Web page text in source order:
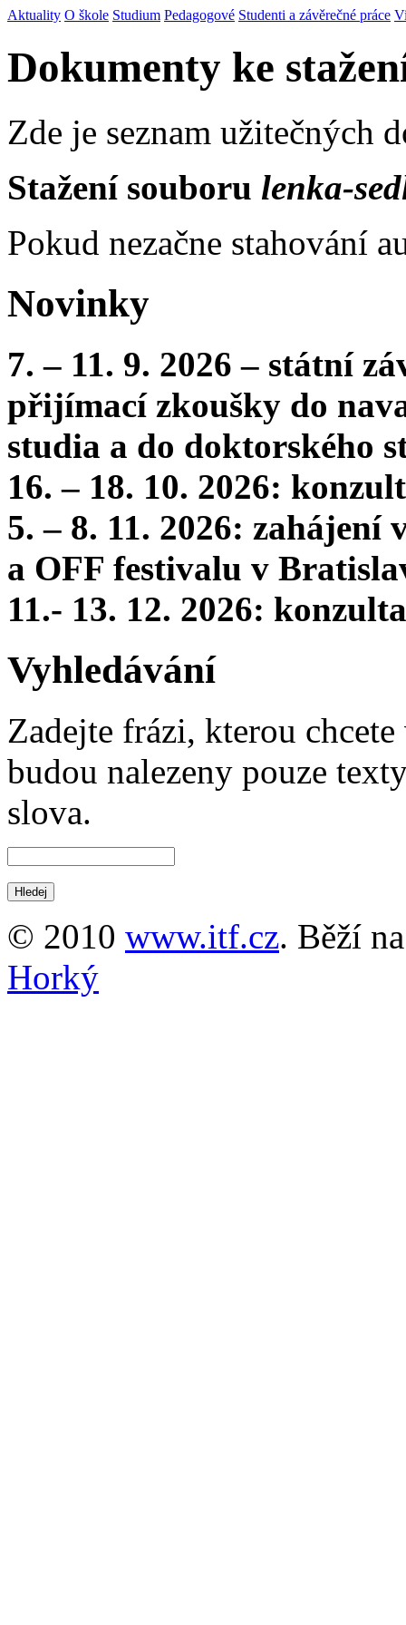
Aktuality O škole Studium Pedagogové Studenti a závěrečné práce
Dokumenty ke
Zde je seznam užitečných
Stažení souboru lenka-
Pokud nezačne stahování
Novinky
7. – 11. 9. 2026 – státní
přijímací zkoušky do
studia a do doktorského
16. – 18. 10. 2026:
5. – 8. 11. 2026:
a OFF festivalu v
11.- 13. 12. 2026:
Vyhledávání
Zadejte frázi, kterou
budou nalezeny pouze
slova.
© 2010 www.itf.cz. Běží
Horký